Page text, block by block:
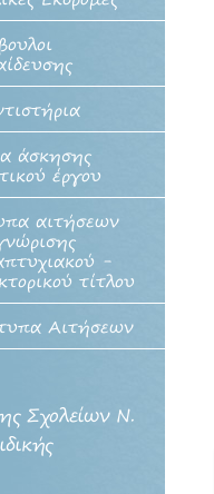
άσκησης
έργου
αιτήσεων
-
τίτλου
Αιτήσεων
Σχολείων Ν.